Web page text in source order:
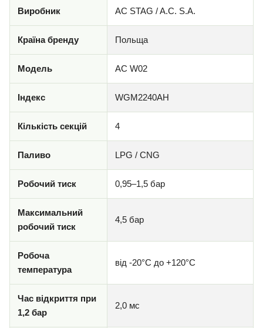
Виробник AC STAG / A.C. S.A.
Країна бренду Польща
Модель AC W02
Індекс WGM2240AH
Кількість секцій 4
Паливо LPG / CNG
Робочий тиск 0,95–1,5 бар
Максимальний
робочий тиск
4,5 бар
Робоча
температура
від -20°C до +120°C
Час відкриття при
1,2 бар
2,0 мс